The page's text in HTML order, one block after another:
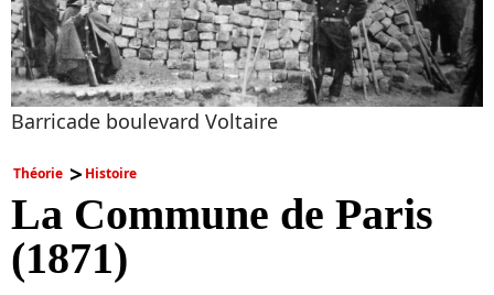
Barricade boulevard Voltaire
Théorie Histoire
La Commune de Paris
(1871)